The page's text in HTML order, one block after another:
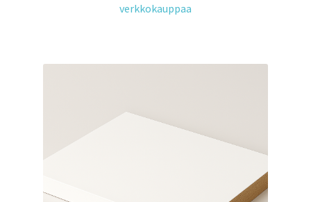
verkkokauppaa